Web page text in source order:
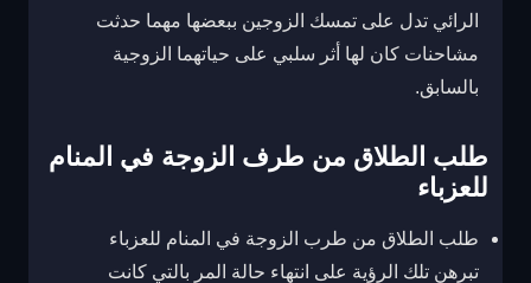
الرائي تدل على تمسك الزوجين ببعضها مهما حدثت
مشاحنات كان لها أثر سلبي على حياتهما الزوجية
بالسابق.
طلب الطلاق من طرف الزوجة في المنام
للعزباء
طلب الطلاق من طرب الزوجة في المنام للعزباء
تبرهن تلك الرؤية على انتهاء حالة المر بالتي كانت